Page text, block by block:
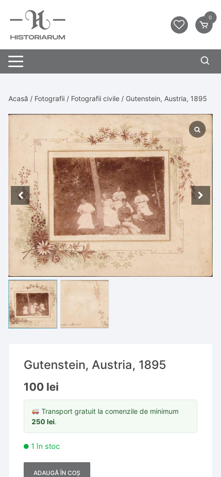
0
Acasă / Fotografii / Fotografii civile / Gutenstein, Austria, 1895
Gutenstein, Austria, 1895
100 lei
Transport gratuit la comenzile de minimum
250lei.
1 în stoc
ADAUGĂ ÎN COȘ